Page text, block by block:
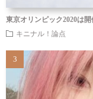
東京オリンピック2020は
キニナル！論点